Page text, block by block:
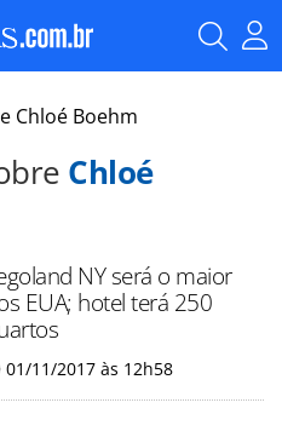
Chloé Boehm
Chloé
NY será o maior
EUA; hotel terá 250
01/11/2017 às 12h58